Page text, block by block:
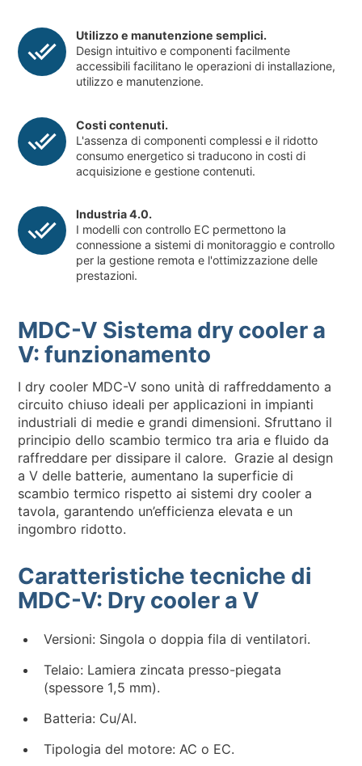
Utilizzo e manutenzione semplici.
Design intuitivo e componenti facilmente
accessibili facilitano le operazioni di installazione,
utilizzo e manutenzione.
Costi contenuti.
L'assenza di componenti complessi e il ridotto
consumo energetico si traducono in costi di
acquisizione e gestione contenuti.
Industria 4.0.
I modelli con controllo EC permettono la
connessione a sistemi di monitoraggio e controllo
per la gestione remota e l'ottimizzazione delle
prestazioni.
MDC-V Sistema dry cooler a
V: funzionamento
I dry cooler MDC-V sono unità di raffreddamento a
circuito chiuso ideali per applicazioni in impianti
industriali di medie e grandi dimensioni. Sfruttano il
principio dello scambio termico tra aria e fluido da
raffreddare per dissipare il calore. Grazie al design
a V delle batterie, aumentano la superficie di
scambio termico rispetto ai sistemi dry cooler a
tavola, garantendo un’efficienza elevata e un
ingombro ridotto.
Caratteristiche tecniche di
MDC-V: Dry cooler a V
Versioni: Singola o doppia fila di ventilatori.
Telaio: Lamiera zincata presso-piegata
(spessore 1,5 mm).
Batteria: Cu/Al.
Tipologia del motore: AC o EC.